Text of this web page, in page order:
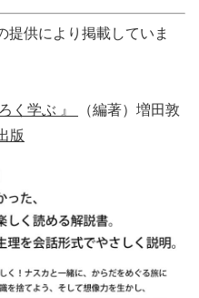
提供により掲載していま
く学ぶ 』
（編著）増田敦
版